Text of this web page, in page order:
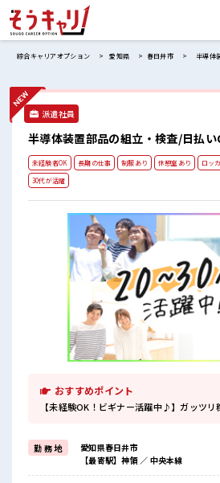
綜合キャリアオプション 愛知県 春日井市 半導体
派遣社員
半導体装置部品の組立・検査/日払い
未経験者OK 長期の仕事 制服あり 休憩室あり ロッ
30代が活躍
おすすめポイント
【未経験OK！ビギナー活躍中♪】ガッツリ
勤 務 地
愛知県春日井市
【最寄駅】神領 ／ 中央本線